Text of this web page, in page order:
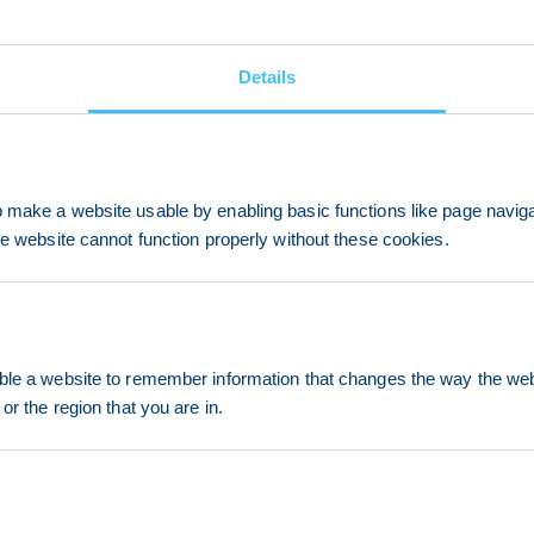
Details
a website usable by enabling basic functions like page
website cannot function properly without these cookies.
a website to remember information that changes the way the
the region that you are in.